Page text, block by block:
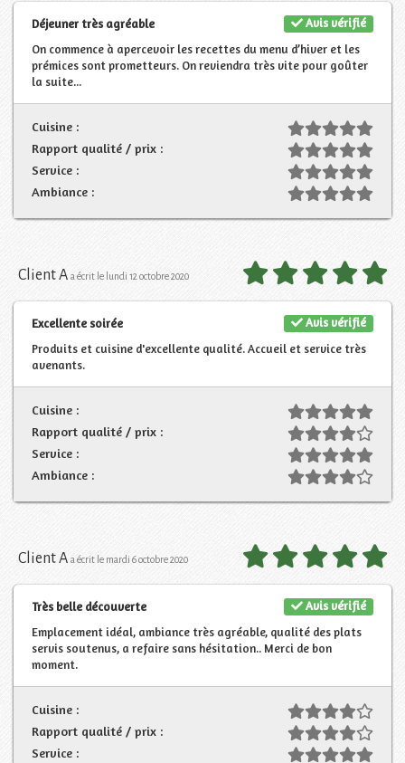
Avis vérifié
Déjeuner très agréable
On commence à apercevoir les recettes du menu d’hiver et les
prémices sont prometteurs. On reviendra très vite pour goûter
la suite...
Cuisine :
Rapport qualité / prix :
Service :
Ambiance :
Client A a écrit le lundi 12 octobre 2020
Avis vérifié
Excellente soirée
Produits et cuisine d'excellente qualité. Accueil et service très
avenants.
Cuisine :
Rapport qualité / prix :
Service :
Ambiance :
Client A a écrit le mardi 6 octobre 2020
Avis vérifié
Très belle découverte
Emplacement idéal, ambiance très agréable, qualité des plats
servis soutenus, a refaire sans hésitation.. Merci de bon
moment.
Cuisine :
Rapport qualité / prix :
Service :